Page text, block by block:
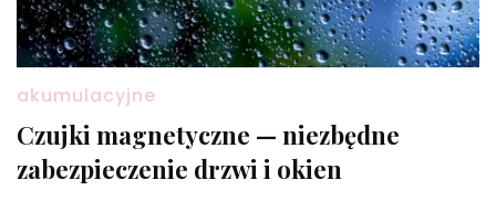
akumulacyjne
Czujki magnetyczne — niezbędne
zabezpieczenie drzwi i okien